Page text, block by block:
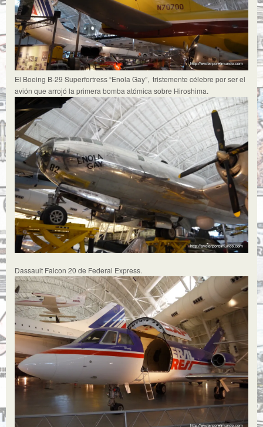
El Boeing B-29 Superfortress “Enola Gay”, tristemente célebre por ser el
avión que arrojó la primera bomba atómica sobre Hiroshima.
Dassault Falcon 20 de Federal Express.